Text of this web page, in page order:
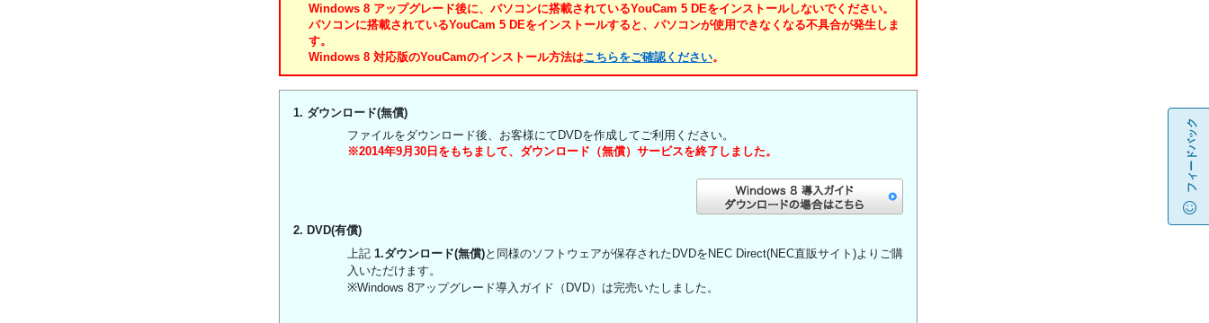
Windows 8 アップグレード後に、パソコンに搭載されているYouCam 5 DEをインストールしないでください。
パソコンに搭載されているYouCam 5 DEをインストールすると、パソコンが使用できなくなる不具合が発生しま
す。
Windows 8 対応版のYouCamのインストール方法はこちらをご確認ください。
1. ダウンロード(無償)
ファイルをダウンロード後、お客様にてDVDを作成してご利用ください。
※2014年9月30日をもちまして、ダウンロード（無償）サービスを終了しました。
2. DVD(有償)
上記 1.ダウンロード(無償)と同様のソフトウェアが保存されたDVDをNEC Direct(NEC直販サイト)よりご購
入いただけます。
※Windows 8アップグレード導入ガイド（DVD）は完売いたしました。
フィードバック